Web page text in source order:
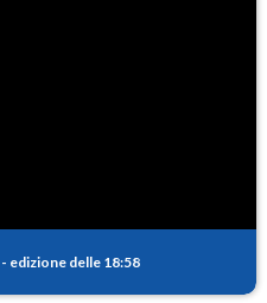
- edizione delle 18:58